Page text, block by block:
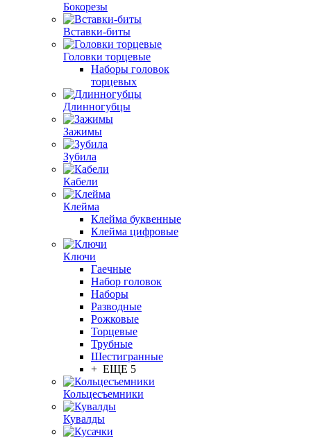
Бокорезы
Вставки-биты
Головки торцевые
Наборы головок
торцевых
Длинногубцы
Зажимы
Зубила
Кабели
Клейма
Клейма буквенные
Клейма цифровые
Ключи
Гаечные
Набор головок
Наборы
Разводные
Рожковые
Торцевые
Трубные
Шестигранные
+ ЕЩЕ 5
Кольцесъемники
Кувалды